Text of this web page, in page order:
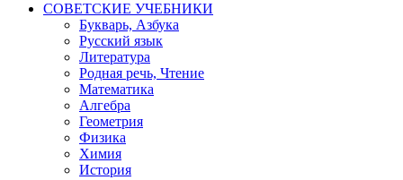
СОВЕТСКИЕ УЧЕБНИКИ
Букварь, Азбука
Русский язык
Литература
Родная речь, Чтение
Математика
Алгебра
Геометрия
Физика
Химия
История